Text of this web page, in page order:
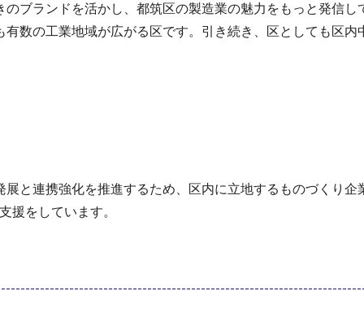
ブランドを活かし、都筑区の製造業の魅力をもっと発信し
数の工業地域が広がる区です。引き続き、区としても区内
と連携強化を推進するため、区内に立地するものづくり企
援をしています。